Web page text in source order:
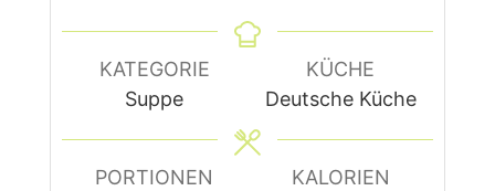
KATEGORIE
Suppe
KÜCHE
Deutsche Küche
PORTIONEN
KALORIEN